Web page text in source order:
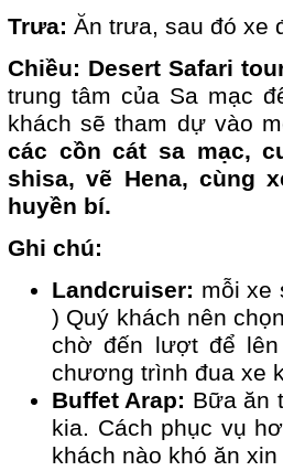
Trưa: Ăn trưa, sau đó xe
Chiều: Desert Safari
trung tâm của Sa mạc
khách sẽ tham dự vào
các cồn cát sa mạc,
shisa, vẽ Hena, cùng
huyền bí.
Ghi chú:
Landcruiser: mỗi xe
) Quý khách nên
chờ đến lượt để
chương trình đua xe
Buffet Arap: Bữa ăn
kia. Cách phục vụ
khách nào khó ăn